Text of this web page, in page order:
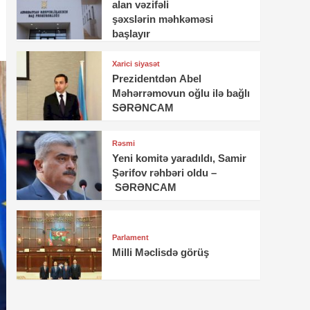
alan vəzifəli
şəxslərin məhkəməsi
başlayır
Xarici siyasət
Prezidentdən Abel
Məhərrəmovun oğlu ilə bağlı
SƏRƏNCAM
Rəsmi
Yeni komitə yaradıldı, Samir
Şərifov rəhbəri oldu –
SƏRƏNCAM
Parlament
Milli Məclisdə görüş